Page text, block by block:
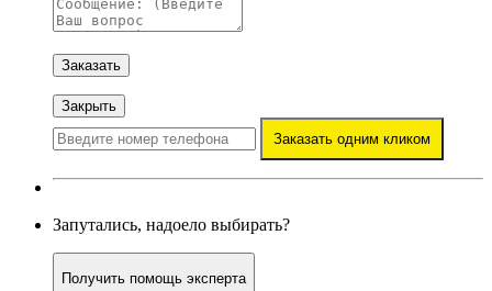
Заказать
Закрыть
Заказать одним кликом
Запутались, надоело выбирать?
Получить помощь эксперта